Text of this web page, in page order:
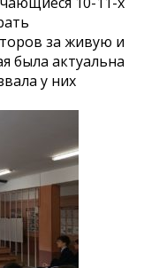
за живую и
была актуальна
у них